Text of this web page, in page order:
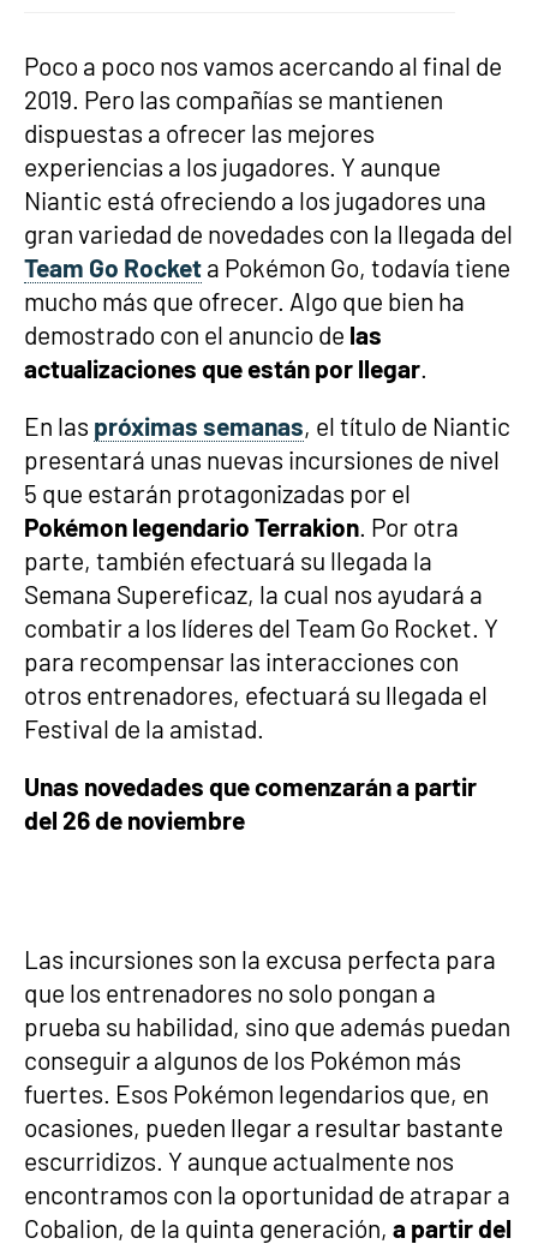
Poco a poco nos vamos acercando al final de
2019. Pero las compañías se mantienen
dispuestas a ofrecer las mejores
experiencias a los jugadores. Y aunque
Niantic está ofreciendo a los jugadores una
gran variedad de novedades con la llegada del
Team Go Rocket a Pokémon Go, todavía tiene
mucho más que ofrecer. Algo que bien ha
demostrado con el anuncio de las
actualizaciones que están por llegar.
En las próximas semanas, el título de Niantic
presentará unas nuevas incursiones de nivel
5 que estarán protagonizadas por el
Pokémon legendario Terrakion. Por otra
parte, también efectuará su llegada la
Semana Supereficaz, la cual nos ayudará a
combatir a los líderes del Team Go Rocket. Y
para recompensar las interacciones con
otros entrenadores, efectuará su llegada el
Festival de la amistad.
Unas novedades que comenzarán a partir
del 26 de noviembre
Las incursiones son la excusa perfecta para
que los entrenadores no solo pongan a
prueba su habilidad, sino que además puedan
conseguir a algunos de los Pokémon más
fuertes. Esos Pokémon legendarios que, en
ocasiones, pueden llegar a resultar bastante
escurridizos. Y aunque actualmente nos
encontramos con la oportunidad de atrapar a
Cobalion, de la quinta generación, a partir del